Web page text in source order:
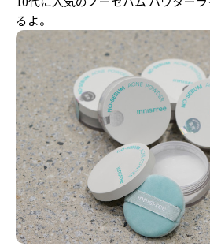
るよ。